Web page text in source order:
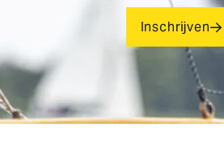
Inschrijven